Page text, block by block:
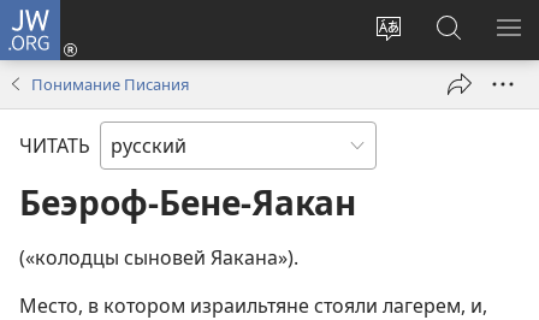
JW.ORG
Изменить
Войти
(открывается
окне)
Поиск
по
jw.org
Понимание Писания
ЧИТАТЬ
Беэроф-Бене-Яакан
(«колодцы сыновей Яакана»).
Место, в котором израильтяне стояли лагерем, и,